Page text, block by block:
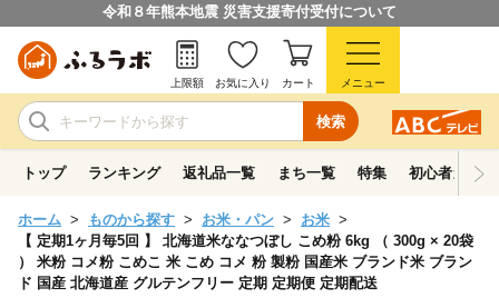
令和８年熊本地震 災害支援寄付受付について
検索
上限額 お気に入り カート メニュー
トップ ランキング 返礼品一覧 まち一覧 特集 初心者ガイド
ホーム ものから探す お米・パン
お米
【 定期1ヶ月毎5回 】 北海道米ななつぼし こめ粉 6kg （ 300g × 20袋
） 米粉 コメ粉 こめこ 米 こめ コメ 粉 製粉 国産米 ブランド米 ブラン
ド 国産 北海道産 グルテンフリー 定期 定期便 定期配送